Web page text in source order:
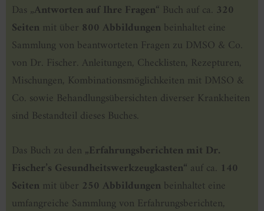
Das „Antworten auf Ihre Fragen“ Buch auf ca. 320
Seiten mit über 800 Abbildungenbeinhaltet eine
Sammlung von beantworteten Fragen zu DMSO & Co.
von Dr. Fischer. Anleitungen, Checklisten, Rezepturen,
Mischungen, Kombinationsmöglichkeiten mit DMSO &
Co. sowie Behandlungsübersichten diverser Krankheiten
sind Bestandteil dieses Buches.
Das Buch zu den „Erfahrungsberichten mit Dr.
Fischer’s Gesundheitswerkzeugkasten“ auf ca. 140
Seiten mit über 250 Abbildungenbeinhaltet eine
umfangreiche Sammlung von Erfahrungsberichten,